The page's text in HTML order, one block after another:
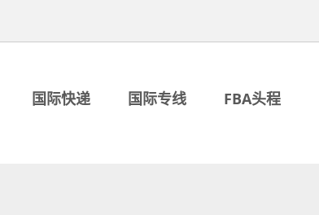
国际快递 国际专线 FBA头程